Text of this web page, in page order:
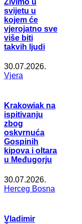
Živimo u
svijetu u
kojem će
vjerojatno sve
više biti
takvih ljudi
30.07.2026.
Vjera
Krakowiak na
ispitivanju
zbog
oskvrnuća
Gospinih
kipova i oltara
u Međugorju
30.07.2026.
Herceg Bosna
Vladimir